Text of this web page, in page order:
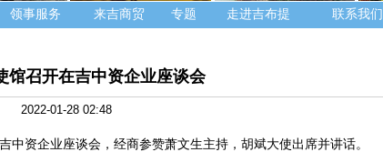
领事服务 来吉商贸 专题 走进吉布提 联系我们
馆召开在吉中资企业座谈会
2022-01-28 02:48
中资企业座谈会，经商参赞萧文生主持，胡斌大使出席并讲话。